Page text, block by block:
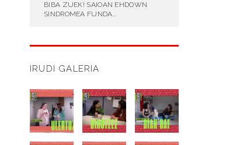
BIBA ZUEK! SAIOAN EHDOWN
SINDROMEA FUNDA...
IRUDI GALERIA